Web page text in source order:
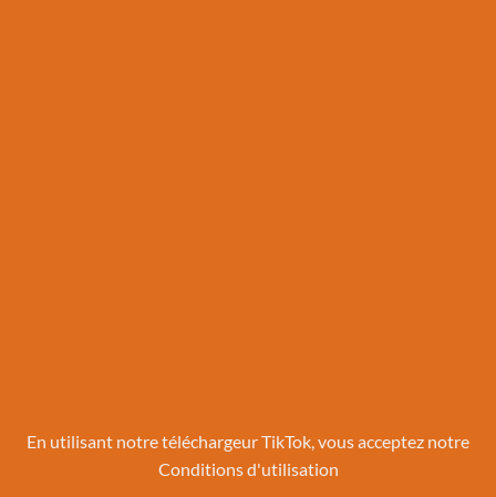
En utilisant notre téléchargeur TikTok, vous acceptez notre
Conditions d'utilisation